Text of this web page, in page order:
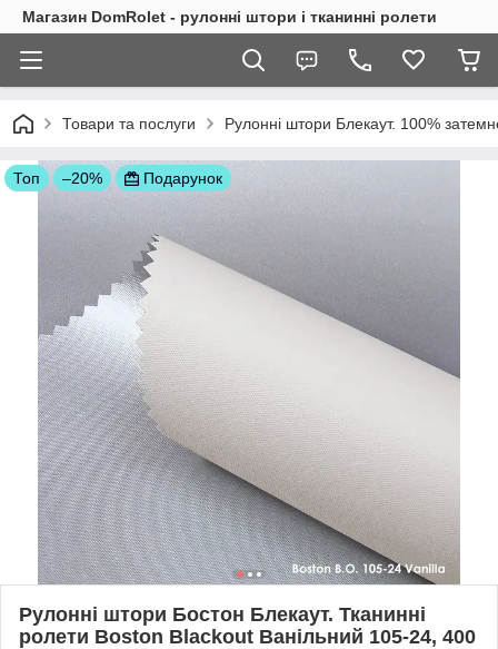
Магазин DomRolet - рулонні штори і тканинні ролети
Товари та послуги Рулонні штори Блекаут. 100%
Топ –20% Подарунок
Рулонні штори Бостон Блекаут. Тканинні
ролети Boston Blackout Ванільний 105-24, 400